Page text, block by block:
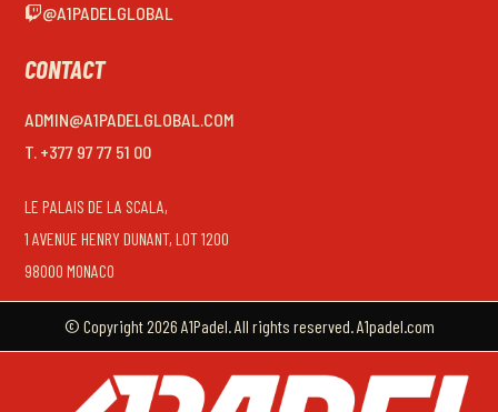
@A1PADELGLOBAL
CONTACT
ADMIN@A1PADELGLOBAL.COM
T. +377 97 77 51 00
LE PALAIS DE LA SCALA,
1 AVENUE HENRY DUNANT, LOT 1200
98000 MONACO
© Copyright 2026 A1Padel. All rights reserved. A1padel.com